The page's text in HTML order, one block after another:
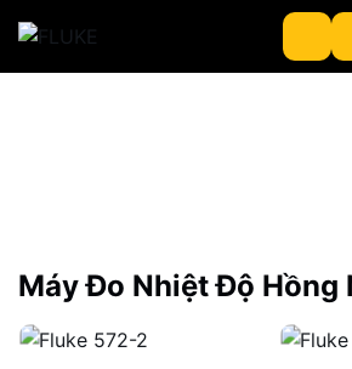
About Loriot
Máy Đo Nhiệt Độ Hồng